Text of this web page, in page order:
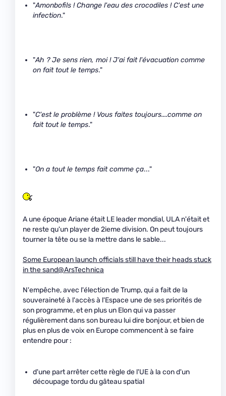
"Amonbofils ! Change l'eau des crocodiles ! C'est une
infection."
"Ah ? Je sens rien, moi ! J'ai fait l'évacuation comme
on fait tout le temps."
"C'est le problème ! Vous faites toujours....comme on
fait tout le temps."
"On a tout le temps fait comme ça..."
A une époque Ariane était LE leader mondial, ULA n'était et
ne reste qu'un player de 2ieme division. On peut toujours
tourner la tête ou se la mettre dans le sable...
Some European launch officials still have their heads stuck
in the sand@ArsTechnica
N'empêche, avec l'élection de Trump, qui a fait de la
souveraineté à l'accès à l'Espace une de ses priorités de
son programme, et en plus un Elon qui va passer
régulièrement dans son bureau lui dire bonjour, et bien de
plus en plus de voix en Europe commencent à se faire
entendre pour :
d'une part arrêter cette règle de l'UE à la con d'un
découpage tordu du gâteau spatial